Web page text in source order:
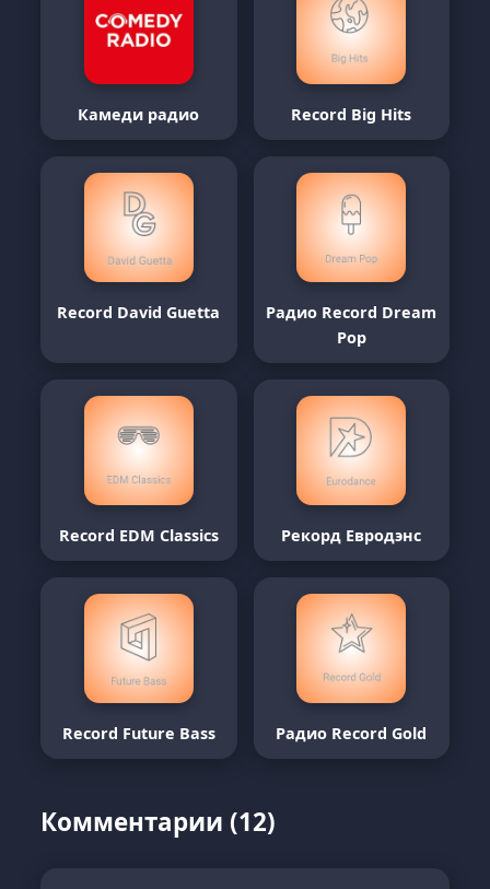
Камеди радио Record Big Hits
Record David Guetta
Радио Record Dream
Pop
Record EDM Classics Рекорд Евродэнс
Record Future Bass Радио Record Gold
Комментарии (12)